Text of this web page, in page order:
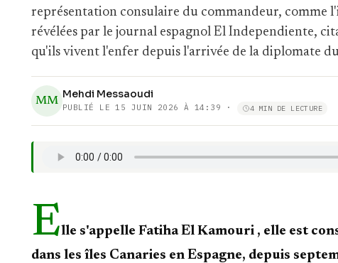
représentation consulaire du commandeur, comme
révélées par le journal espagnol El Independiente,
qu'ils vivent l'enfer depuis l'arrivée de la diplomate
MM
Mehdi Messaoudi
PUBLIÉ LE 15 JUIN 2026 À 14:39 · 4 MIN DE LECTURE
Elle s'appelle Fatiha El Kamouri , elle est
dans les îles Canaries en Espagne, depuis